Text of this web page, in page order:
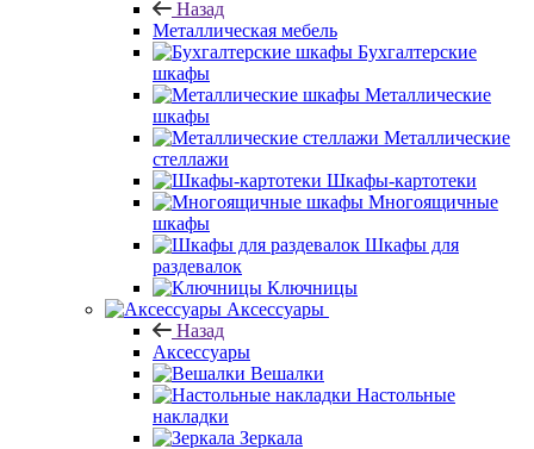
Назад
Металлическая мебель
Бухгалтерские
шкафы
Металлические
шкафы
Металлические
стеллажи
Шкафы-картотеки
Многоящичные
шкафы
Шкафы для
раздевалок
Ключницы
Аксессуары
Назад
Аксессуары
Вешалки
Настольные
накладки
Зеркала